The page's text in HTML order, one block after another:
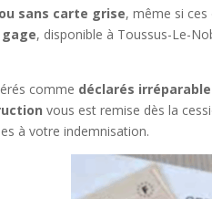
sans carte grise, même si ces
, disponible à Toussus-Le-
comme déclarés
vous est remise dès la
à votre indemnisation.